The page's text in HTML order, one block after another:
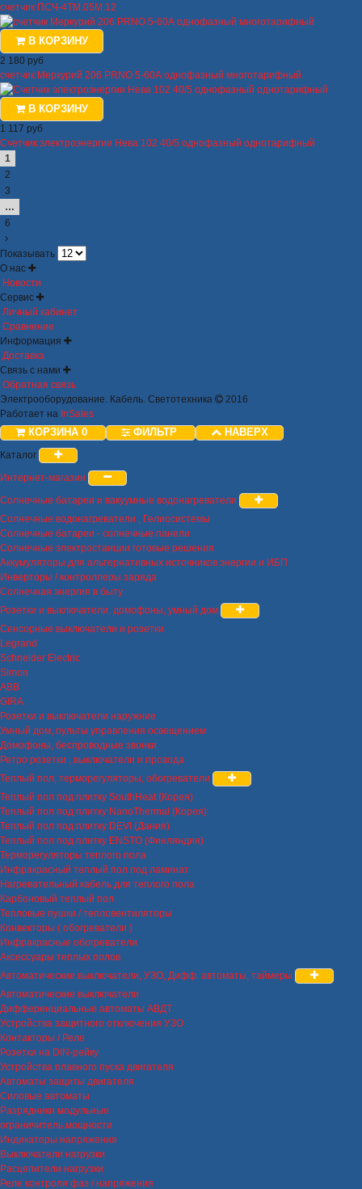
счетчик ПСЧ-4ТМ.05М.12
В КОРЗИНУ
2 180 руб
счетчик Меркурий 206 PRNO 5-60А однофазный многотарифный
В КОРЗИНУ
1 117 руб
Счетчик электроэнергии Нева 102 40/5 однофазный однотарифный
1
2
3
…
6
Показывать
О нас
Новости
Сервис
Личный кабинет
Сравнение
Информация
Доставка
Связь с нами
Обратная связь
Электрооборудование. Кабель. Светотехника
2016
Работает на InSales
КОРЗИНА 0 ФИЛЬТР НАВЕРХ
Каталог
Интернет-магазин
Солнечные батареи и вакуумные водонагреватели
Солнечные водонагреватели , Гелиосистемы
Солнечные батареи - солнечные панели
Солнечные электростанции готовые решения
Аккумуляторы для альтернативных источников энергии и ИБП
Инверторы / контроллеры заряда
Солнечная энергия в быту
Розетки и выключатели, домофоны, умный дом
Сенсорные выключатели и розетки
Legrand
Schneider Electric
Simon
ABB
GIRA
Розетки и выключатели наружние
Умный дом, пульты управления освещением
Домофоны, беспроводные звонки
Ретро розетки , выключатели и провода
Теплый пол, терморегуляторы, обогреватели
Теплый пол под плитку SouthHeat (Корея)
Теплый пол под плитку NanoThermal (Корея)
Теплый пол под плитку DEVI (Дания)
Теплый пол под плитку ENSTO (Финляндия)
Терморегуляторы теплого пола
Инфракрасный теплый пол под ламинат
Нагревательный кабель для теплого пола
Карбоновый теплый пол
Тепловые пушки / тепловентиляторы
Конвекторы ( обогреватели )
Инфракрасные обогреватели
Аксессуары теплых полов
Автоматические выключатели, УЗО, Дифф. автоматы, таймеры
Автоматические выключатели
Дифференциальные автоматы АВДТ
Устройства защитного отключения УЗО
Контакторы / Реле
Розетки на DIN-рейку
Устройства плавного пуска двигателя
Автоматы защиты двигателя
Силовые автоматы
Разрядники модульные
ограничитель мощности
Индикаторы напряжения
Выключатели нагрузки
Расцепители нагрузки
Реле контроля фаз / напряжения